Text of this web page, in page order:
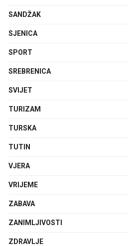
SANDŽAK
SJENICA
SPORT
SREBRENICA
SVIJET
TURIZAM
TURSKA
TUTIN
VJERA
VRIJEME
ZABAVA
ZANIMLJIVOSTI
ZDRAVLJE